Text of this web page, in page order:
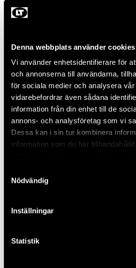
Denna webbplats använder cookies
Vi använder enhetsidentifierare för
och annonserna till användarna,
för sociala medier och analysera
vidarebefordrar även sådana
information från din enhet till de
annons- och analysföretag som vi
Dessa kan i sin tur kombinera
information som du har
Nödvändig
Inställningar
Statistik
SORTIMENTLÅDA
SPÅRRYTTARE
LU301301008
Saldo:1